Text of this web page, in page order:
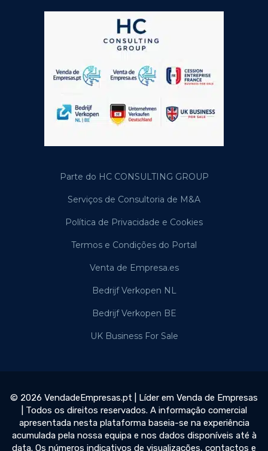
Parte do HC CONSULTING GROUP
Serviços de Consultoria de M&A
Política de Privacidade e Cookies
Termos e Condições do Portal
Venta de Empresa.es
Bedrijf Verkopen NL
Bedrijf Verkopen BE
UK Business For Sale
© 2026 VendadeEmpresas.pt | Líder em Venda de Empresas
| Todos os direitos reservados. A informação comercial
apresentada nesta plataforma baseia-se na experiência
acumulada pela nossa equipa e nos dados disponíveis até à
data. Os números indicativos de visualizações, contactos e